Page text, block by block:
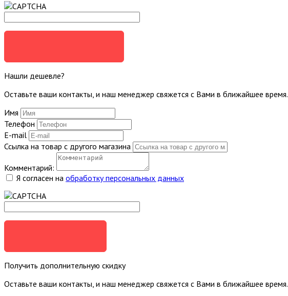
Нашли дешевле?
Оставьте ваши контакты, и наш менеджер свяжется с Вами в ближайшее время.
Имя
Телефон
E-mail
Ссылка на товар с другого магазина
Комментарий:
Я согласен на обработку персональных данных
Получить дополнительную скидку
Оставьте ваши контакты, и наш менеджер свяжется с Вами в ближайшее время.